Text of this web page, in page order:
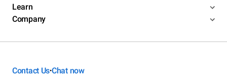
Learn
Company
Contact Us•Chat now